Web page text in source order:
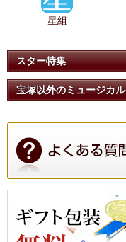
星組
スター特集
宝塚以外のミュージカル